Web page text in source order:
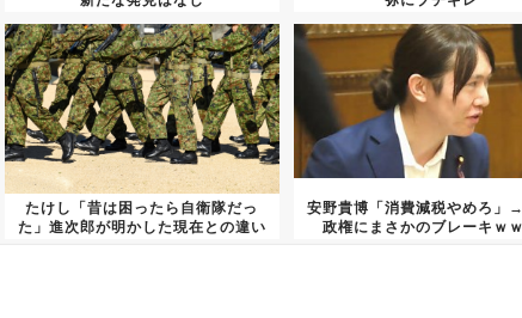
たけし「昔は困ったら自衛隊だっ
た」進次郎が明かした現在との違い
安野貴博「消費減税やめろ」
政権にまさかのブレーキｗ